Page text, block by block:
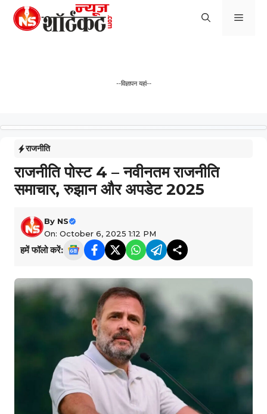
Skip
--विज्ञापन यहां--
राजनीति
राजनीति पोस्ट 4 – नवीनतम राजनीति
समाचार, रुझान और अपडेट 2025
By NS
On: October 6, 2025 1:12 PM
हमें फॉलो करें: